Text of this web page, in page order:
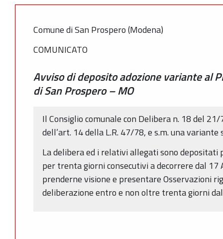
Comune di San Prospero (Modena)
COMUNICATO
Avviso di deposito adozione variante al
di San Prospero – MO
Il Consiglio comunale con Delibera n. 18 del
dell’art. 14 della L.R. 47/78, e s.m. una
La delibera ed i relativi allegati sono depositati
per trenta giorni consecutivi a decorrere dal 17
prenderne visione e presentare Osservazioni
deliberazione entro e non oltre trenta giorni